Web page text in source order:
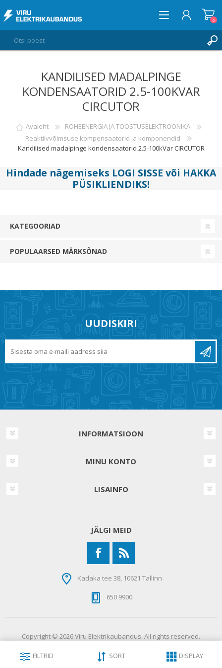
LOGI SISSE
SOOVIKORV
0
0
KANDILISED MADALPINGE
KONDENSAATORID 2.5-100KVAR
CIRCUTOR
Avaleht
ROHEENERGIA JA TÖÖSTUSELEKTROONIKA
Reaktiivvõimsuse kompensaatorid ja komponendid
Kandilised madalpinge kondensaatorid 2.5-100kVar CIRCUTOR
Hindade nägemiseks LOGI SISSE või HAKKA
PÜSIKLIENDIKS!
KATEGOORIAD
POPULAARSED MÄRKSÕNAD
UUDISKIRI
INFORMATSIOON
MINU KONTO
LISAINFO
JÄLGI MEID
Kadaka tee 38, 10621 Tallinn
650 9900
Copyright © 2026 Viru Elektrikaubandus. All rights reserved.
FILTRID SORT DISPLAY